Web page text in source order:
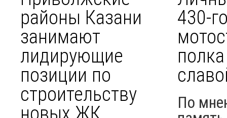
районы Казани
занимают
лидирующие
позиции по
строительству
новых ЖК
430-
По